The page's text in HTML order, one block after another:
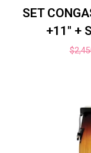
SET
+11″ +
$